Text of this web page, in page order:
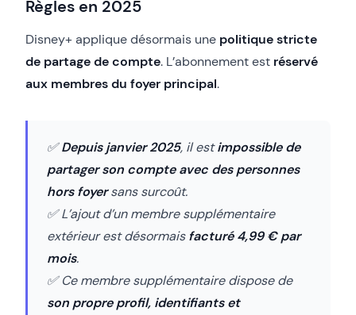
Règles en 2025
Disney+ applique désormais une politique stricte
de partage de compte. L’abonnement est réservé
aux membres du foyer principal.
✅Depuis janvier 2025, il estimpossible de
partager son compte avec des personnes
hors foyersans surcoût.
✅ L’ajout d’un membre supplémentaire
extérieur est désormaisfacturé 4,99 € par
mois.
✅ Ce membre supplémentaire dispose de
son propre profil, identifiants et